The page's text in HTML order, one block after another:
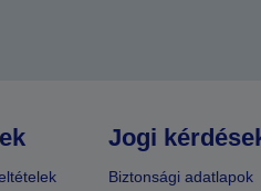
Jogi
Biztonsági adatlapok